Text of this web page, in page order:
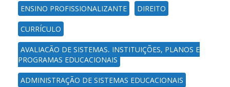
ENSINO PROFISSIONALIZANTE DIREITO
CURRÍCULO
AVALIAÇÃO DE SISTEMAS, INSTITUIÇÕES, PLANOS E
PROGRAMAS EDUCACIONAIS
ADMINISTRAÇÃO DE SISTEMAS EDUCACIONAIS